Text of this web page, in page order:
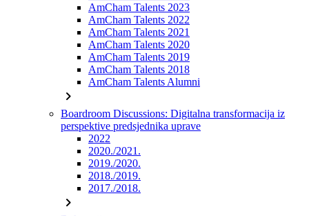
AmCham Talents 2023
AmCham Talents 2022
AmCham Talents 2021
AmCham Talents 2020
AmCham Talents 2019
AmCham Talents 2018
AmCham Talents Alumni
chevron_right
Boardroom Discussions: Digitalna transformacija iz
perspektive predsjednika uprave
2022
2020./2021.
2019./2020.
2018./2019.
2017./2018.
chevron_right